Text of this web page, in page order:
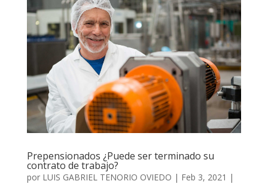
Prepensionados ¿Puede ser terminado su
contrato de trabajo?
por LUIS GABRIEL TENORIO OVIEDO | Feb 3, 2021 |